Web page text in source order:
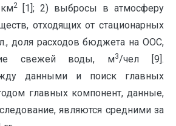
2
[1]; 2) выбросы в атмосферу
отходящих от стационарных
доля расходов бюджета на ООС,
свежей воды, м3/чел [9].
данными и поиск главных
главных компонент, данные,
являются средними за